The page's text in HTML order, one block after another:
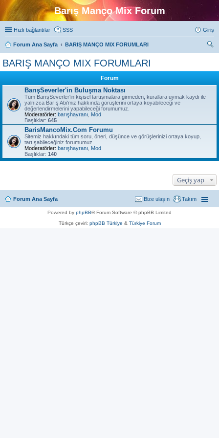
Barış Manço Mix Forum
Hızlı bağlantılar SSS Giriş
Forum Ana Sayfa
BARIŞ MANÇO MIX FORUMLARI
BARIŞ MANÇO MIX FORUMLARI
Forum
BarışSeverler'in Buluşma Noktası
Tüm BarışSeverler'in kişisel tartışmalara girmeden, kurallara uymak kaydı ile
yalnızca Barış Abi'miz hakkında görüşlerini ortaya koyabileceği ve
değerlendirmelerini yapabileceği forumumuz.
Moderatörler: barışhayranı
Mod
Başlıklar: 645
BarisMancoMix.Com Forumu
Sitemiz hakkındaki tüm soru, öneri, düşünce ve görüşlerinizi ortaya koyup,
tartışabileceğiniz forumumuz.
Moderatörler: barışhayranı
Mod
Başlıklar: 140
Geçiş yap
Forum Ana Sayfa Takım
Bize ulaşın
Powered by phpBB® Forum Software © phpBB Limited
Türkçe çeviri: phpBB Türkiye & Türkiye Forum